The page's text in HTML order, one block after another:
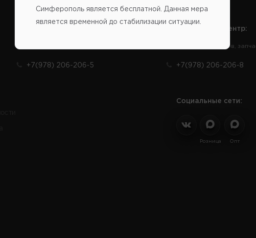
+7(978) 206-206-5
Справочный центр:
Заказ шин, дисков,
+7(978) 206-206-8
Социальные сети:
Розница Опт
Симферополь является бесплатной. Данная мера
является временной до стабилизации ситуации.